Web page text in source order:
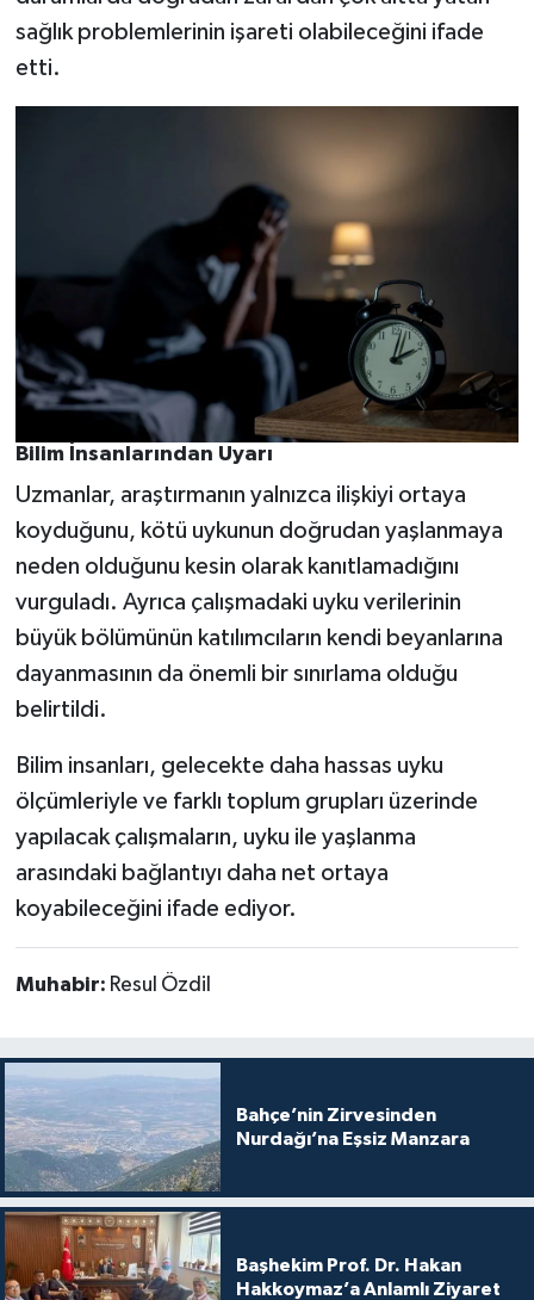
sağlık problemlerinin işareti olabileceğini ifade
etti.
Bilim İnsanlarından Uyarı
Uzmanlar, araştırmanın yalnızca ilişkiyi ortaya
koyduğunu, kötü uykunun doğrudan yaşlanmaya
neden olduğunu kesin olarak kanıtlamadığını
vurguladı. Ayrıca çalışmadaki uyku verilerinin
büyük bölümünün katılımcıların kendi beyanlarına
dayanmasının da önemli bir sınırlama olduğu
belirtildi.
Bilim insanları, gelecekte daha hassas uyku
ölçümleriyle ve farklı toplum grupları üzerinde
yapılacak çalışmaların, uyku ile yaşlanma
arasındaki bağlantıyı daha net ortaya
koyabileceğini ifade ediyor.
Muhabir: Resul Özdil
Bahçe’nin Zirvesinden
Nurdağı’na Eşsiz Manzara
Başhekim Prof. Dr. Hakan
Hakkoymaz’a Anlamlı Ziyaret